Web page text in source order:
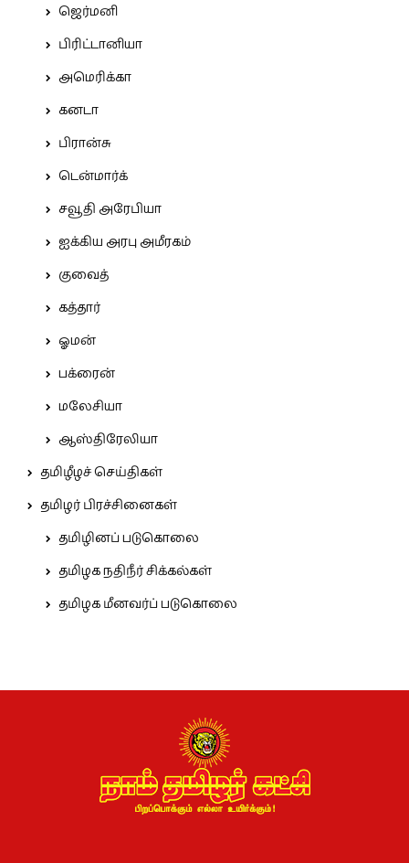
ஜெர்மனி
பிரிட்டானியா
அமெரிக்கா
கனடா
பிரான்சு
டென்மார்க்
சவூதி அரேபியா
ஐக்கிய அரபு அமீரகம்
குவைத்
கத்தார்
ஓமன்
பக்ரைன்
மலேசியா
ஆஸ்திரேலியா
தமிழீழச் செய்திகள்
தமிழர் பிரச்சினைகள்
தமிழினப் படுகொலை
தமிழக நதிநீர் சிக்கல்கள்
தமிழக மீனவர்ப் படுகொலை